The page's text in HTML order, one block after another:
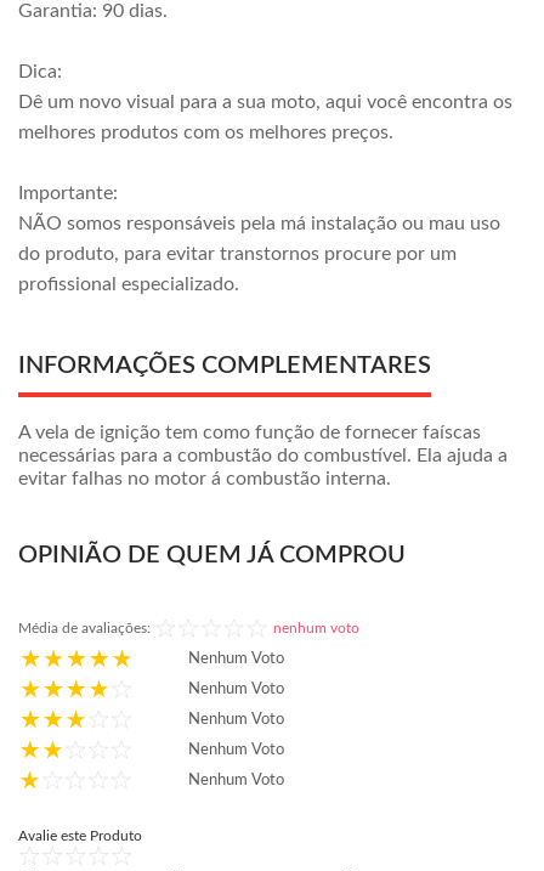
Garantia: 90 dias.
Dica:
Dê um novo visual para a sua moto, aqui você encontra os
melhores produtos com os melhores preços.
Importante:
NÃO somos responsáveis pela má instalação ou mau uso
do produto, para evitar transtornos procure por um
profissional especializado.
INFORMAÇÕES COMPLEMENTARES
A vela de ignição tem como função de fornecer faíscas
necessárias para a combustão do combustível. Ela ajuda a
evitar falhas no motor á combustão interna.
OPINIÃO DE QUEM JÁ COMPROU
Média de avaliações: nenhum voto
Nenhum Voto
Nenhum Voto
Nenhum Voto
Nenhum Voto
Nenhum Voto
Avalie este Produto